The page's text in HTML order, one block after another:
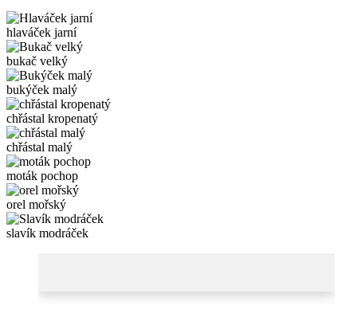
hlaváček jarní
bukač velký
bukýček malý
chřástal kropenatý
chřástal malý
moták pochop
orel mořský
slavík modráček